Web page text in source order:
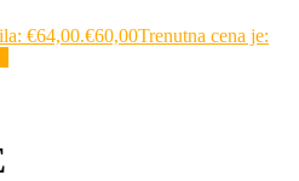
€64,00.€60,00Trenutna cena je: